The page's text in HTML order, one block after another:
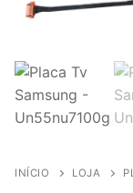
INÍCIO LOJA